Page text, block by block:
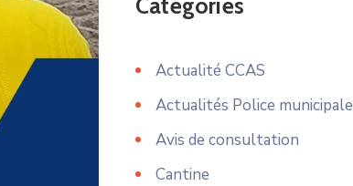
Catégories
Actualité CCAS
Actualités Police municipale
Avis de consultation
Cantine